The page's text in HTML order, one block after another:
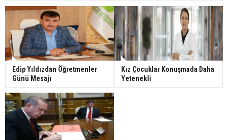
Edip Yıldızdan Öğretmenler
Günü Mesajı
Kız Çocuklar Konuşmada Daha
Yetenekli